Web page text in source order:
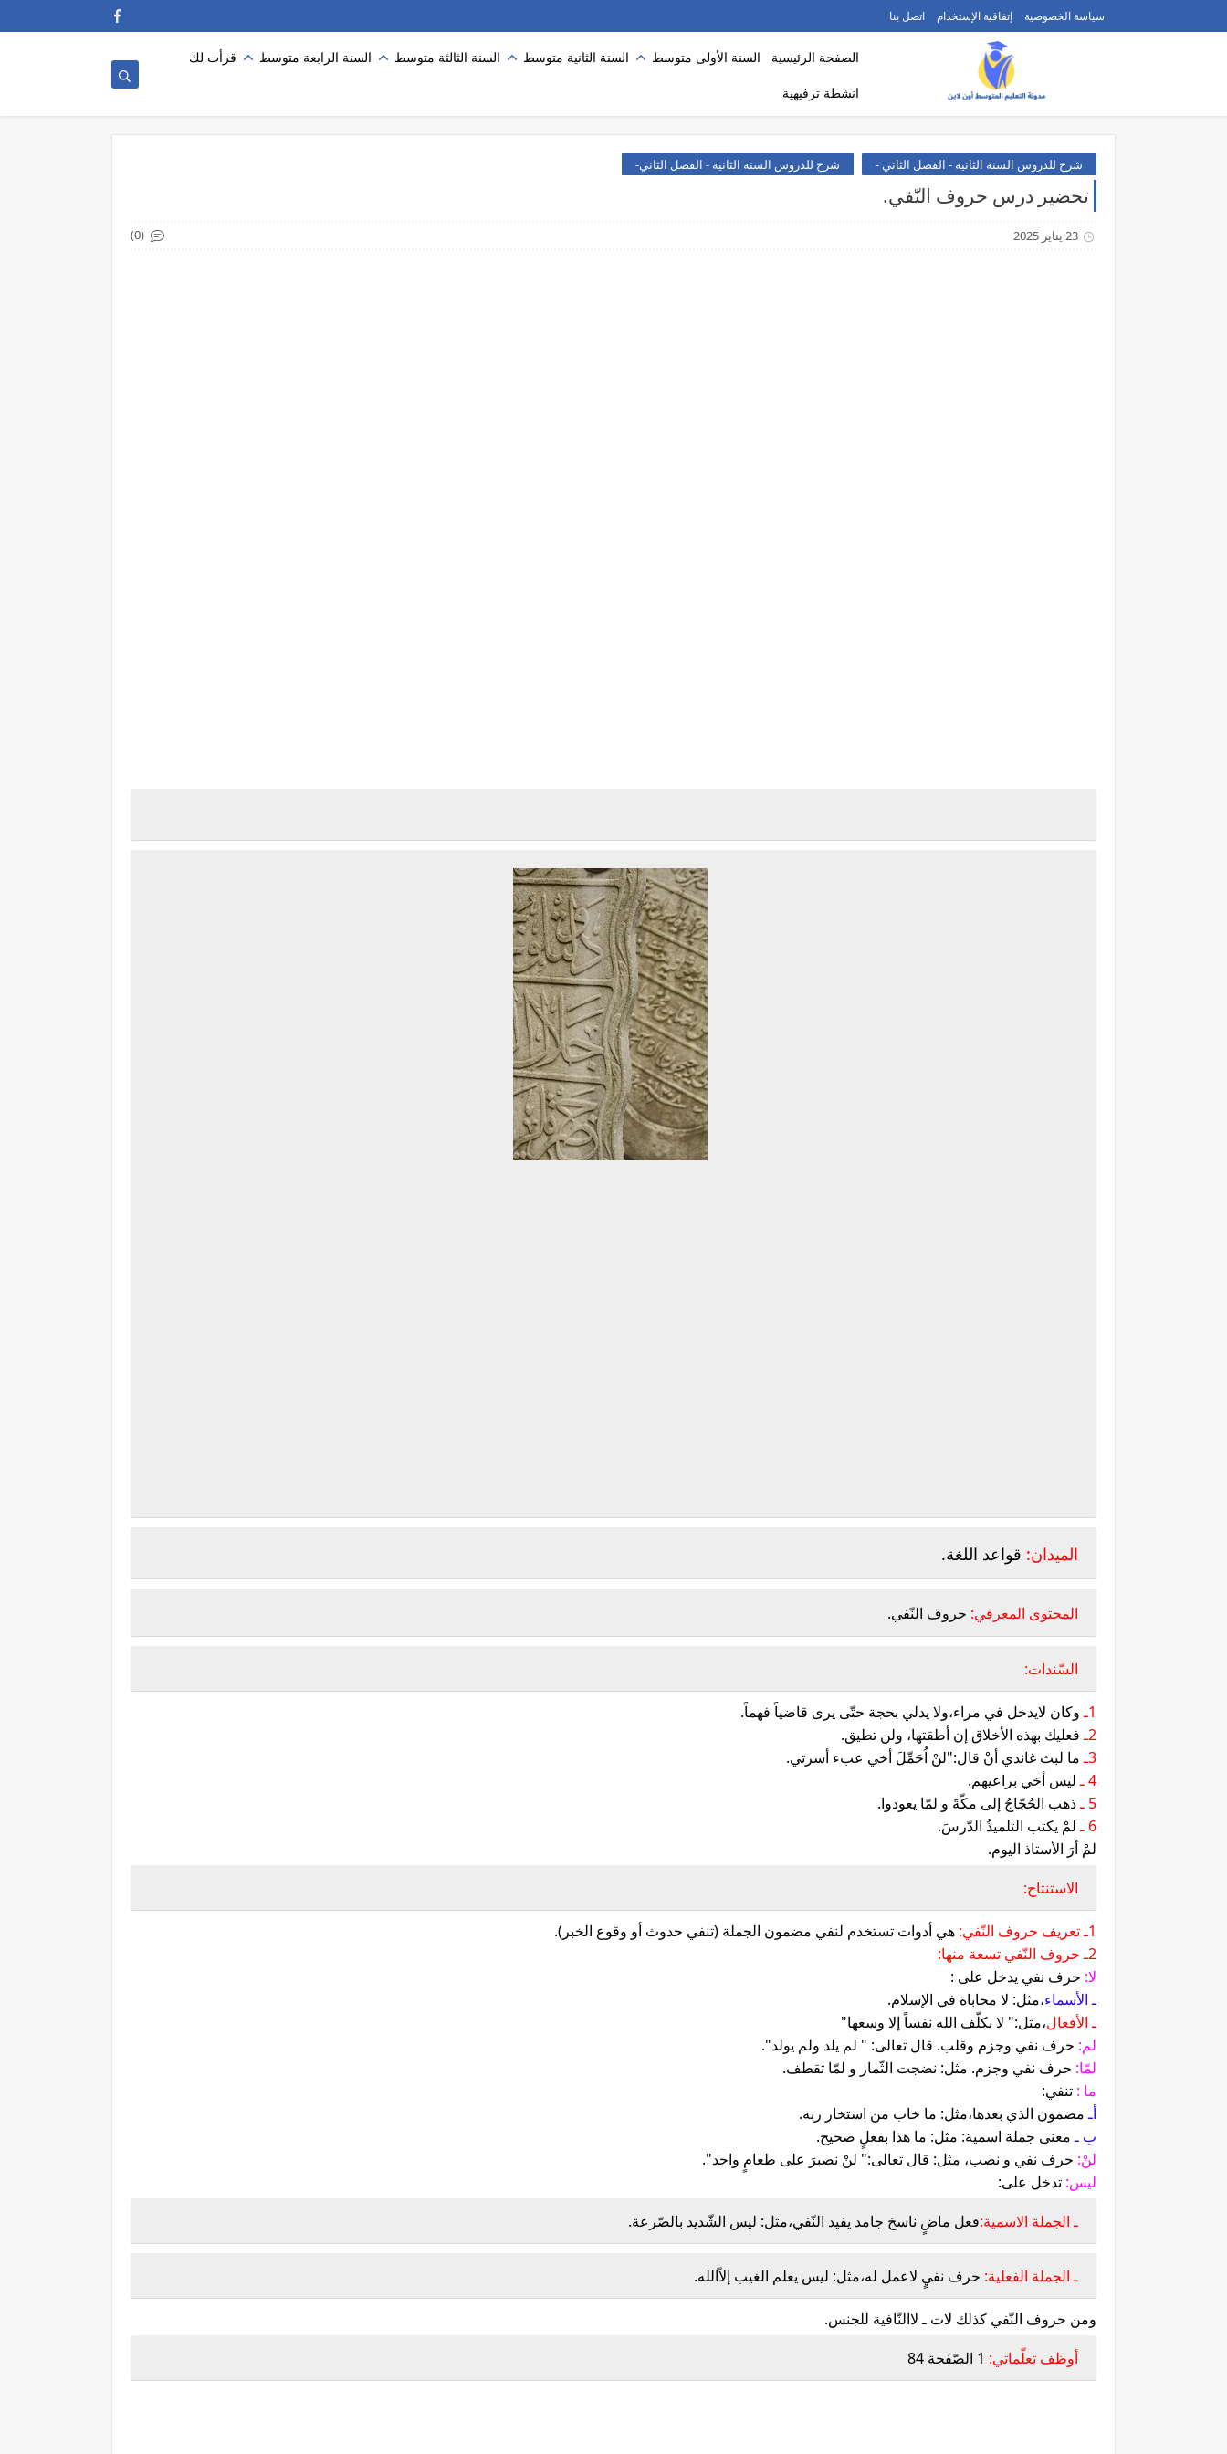
سياسة الخصوصية إتفاقية الإستخدام اتصل بنا
الصفحة الرئيسية السنة الأولى متوسط السنة الثانية متوسط السنة الثالثة متوسط السنة الرابعة متوسط قرأت لك
انشطة ترفيهية
شرح للدروس السنة الثانية - الفصل الثاني - شرح للدروس السنة الثانية - الفصل الثاني-
تحضير درس حروف النّفي.
23 يناير 2025 (0)
الميدان: قواعد اللغة.
المحتوى المعرفي: حروف النّفي.
السّندات:
1ـ وكان لايدخل في مراء،ولا يدلي بحجة حتّى يرى قاضياً فهماً.
2ـ فعليك بهذه الأخلاق إن أطقتها، ولن تطيق.
3ـ ما لبث غاندي أنْ قال:"لنْ اُحَمِّلَ أخي عبء أسرتي.
4 ـ
ليس أخي براعيهم.
5 ـ
ذهب الحُجّاجُ إلى مكّةَ و لمّا يعودوا.
6 ـ لمْ يكتب التلميذُ الدّرسَ.
لمْ أرَ الأستاذ اليوم.
الاستنتاج:
1ـ تعريف حروف النّفي:
هي أدوات تستخدم لنفي مضمون الجملة (تنفي حدوث أو وقوع الخبر).
2ـ حروف النّفي تسعة منها:
لا: حرف نفي يدخل على :
ـ الأسماء،مثل: لا محاباة في الإسلام.
ـ الأفعال،مثل:" لا يكلّف الله نفساً إلا وسعها"
لم: حرف نفي وجزم وقلب. قال تعالى: " لم يلد ولم يولد".
لمّا: حرف نفي وجزم. مثل: نضجت الثّمار و لمّا تقطف.
ما : تنفي:
أـمضمون الذي بعدها،مثل: ما خاب من استخار ربه.
ب ـمعنى جملة اسمية: مثل: ما هذا بفعلٍ صحيح.
لنْ: حرف نفي و نصب، مثل: قال تعالى:" لنْ نصبرَ على طعامٍ واحد".
ليس: تدخل على:
ـ الجملة الاسمية:فعل ماضٍ ناسخ جامد يفيد النّفي،مثل: ليس الشّديد بالصّرعة.
ـ الجملة الفعلية: حرف نفيٍ لاعمل له،مثل: ليس يعلم الغيب إلاّالله.
ومن حروف النّفي كذلك لات ـ لاالنّافية للجنس.
أوظف تعلّماتي: 1 الصّفحة 84